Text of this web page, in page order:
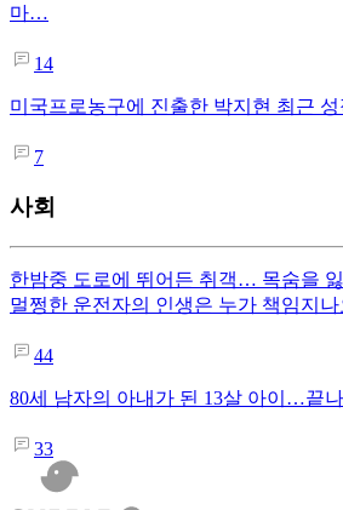
마…
14
미국프로농구에 진출한 박지현 최근
7
사회
한밤중 도로에 뛰어든 취객… 목숨을
멀쩡한 운전자의 인생은 누가 책임지나
44
80세 남자의 아내가 된 13살 아이…끝
33